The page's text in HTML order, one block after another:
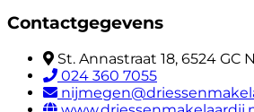
Contactgegevens
St. Annastraat 18, 6524 GC
024 360 7055